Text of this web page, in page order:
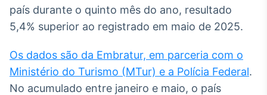
Plataforma para
negociação de
Broadcast
Datafeed
país durante o quinto mês do ano, resultado
5,4% superior ao registrado em maio de 2025.
Os dados são da Embratur, em parceria com o
Ministério do Turismo (MTur) e a Polícia Federal.
No acumulado entre janeiro e maio, o país